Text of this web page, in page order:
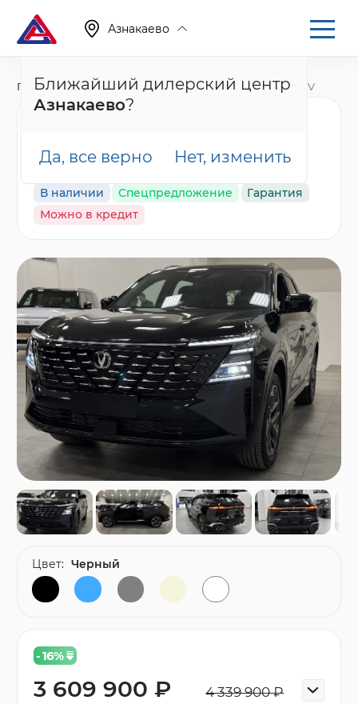
Азнакаево
Ближайший дилерский центр
Азнакаево?
Да, все верно Нет, изменить
Главная Каталог Новые автомобили CS75 Plus, IV
Техно, черный
В наличии Спецпредложение
Гарантия
Можно в кредит
- 16%
4 339 900 ₽
3 609 900 ₽
Цвет: Черный